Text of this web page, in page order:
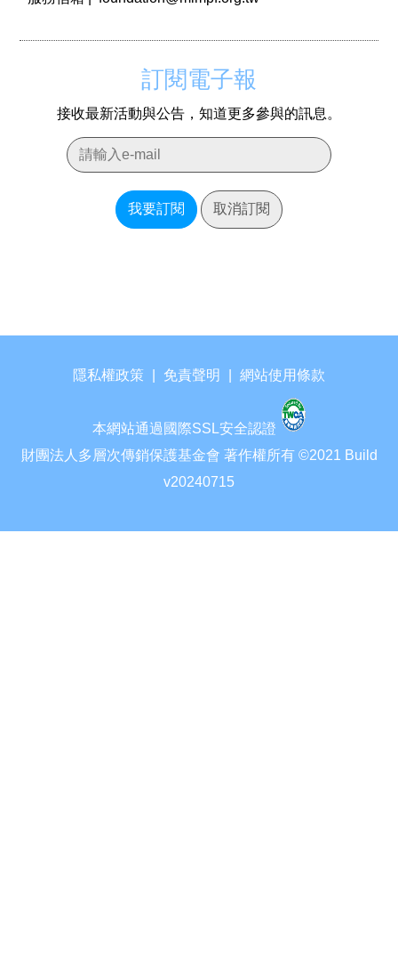
訂閱電子報
接收最新活動與公告，知道更多參與的訊息。
我要訂閱 取消訂閱
隱私權政策 免責聲明 網站使用條款
本網站通過國際SSL安全認證
財團法人多層次傳銷保護基金會 著作權所有 ©2021 Build
v20240715